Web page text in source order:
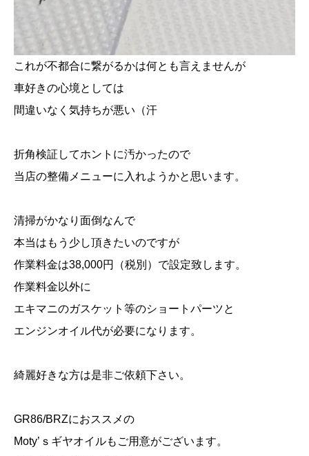
これが不都合に繋がるかは何とも言えませんが
車好きの心境としては
間違いなく気持ちが悪い（汗
折角検証してホントに汚かったので
当店の整備メニューに入れようかと思います。
清掃がかなり面倒なんで
本当はもう少し頂きたいのですが
作業料金は38,000円（税別）で設定致します。
作業料金以外に
エキマニのガスケット等のショートパーツと
エンジンオイル代が必要になります。
綺麗好きな方は是非ご依頼下さい。
GR86/BRZにおススメの
Moty’ｓギヤオイルもご用意がございます。